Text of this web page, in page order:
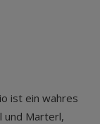
ist ein wahres
und Marterl,